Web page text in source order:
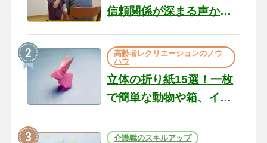
信頼関係が深まる声かけ
の現場から（22）
高齢者レクリエーションのノウ
ハウ
立体の折り紙15選！一枚
で簡単な動物や箱、イン
介護職のスキルアップ